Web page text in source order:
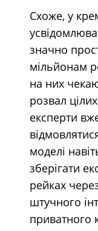
Схоже, у
значно
мільйонам
на них
розвал
експерти
моделі
зберігати
рейках
штучного
приватного